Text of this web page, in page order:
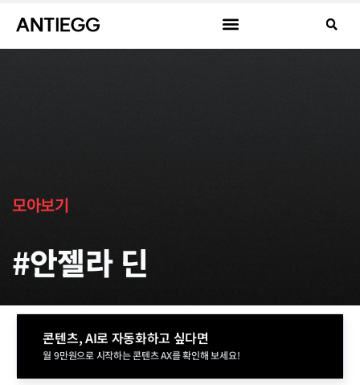
모아보기
#안젤라 딘
콘텐츠, AI로 자동화하고 싶다면
월 9만원으로 시작하는 콘텐츠 AX를 확인해 보세요!